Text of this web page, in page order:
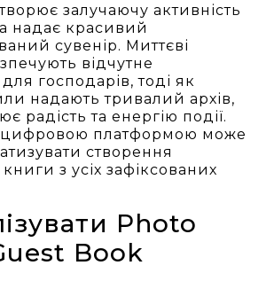
залучаючу активність
надає красивий
сувенір. Миттєві
відчутне
господарів, тоді як
надають тривалий архів,
радість та енергію події.
цифровою платформою може
створення
з усіх зафіксованих
Photo
Book